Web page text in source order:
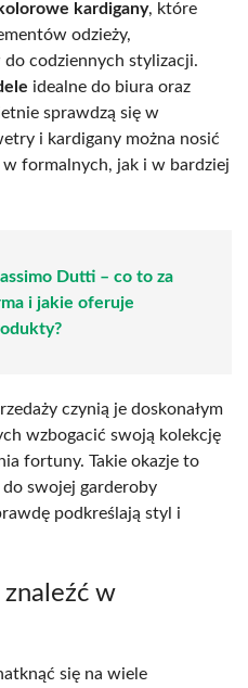
kolorowe kardigany, które
odzieży,
codziennych stylizacji.
idealne do biura oraz
sprawdzą się w
i kardigany można nosić
formalnych, jak i w bardziej
Dutti – co to za
i jakie oferuje
czynią je doskonałym
wzbogacić swoją kolekcję
fortuny. Takie okazje to
do swojej garderoby
podkreślają styl i
znaleźć w
się na wiele